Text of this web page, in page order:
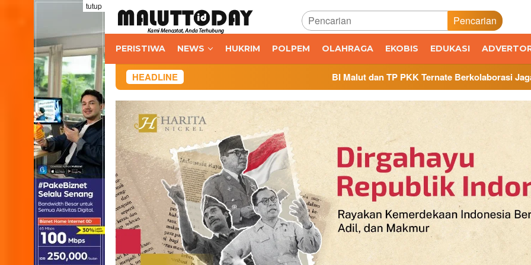
Loncat
konten
tutup
Pencarian
PERISTIWA NEWS HUKRIM POLPEM OLAHRAGA EKOBIS EDUKASI
HEADLINE BI Malut dan TP PKK Ternate Berkolaborasi Jaga Inflasi, Luncurkan